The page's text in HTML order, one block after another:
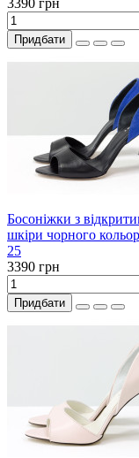
3390 грн
Придбати
Босоніжки з
шкіри чорного
25
3390 грн
Придбати